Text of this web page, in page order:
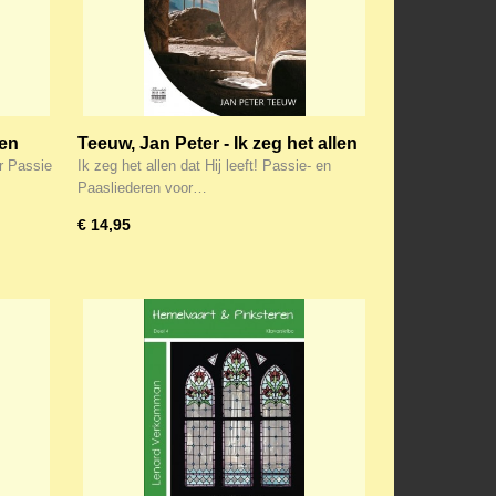
Passie
Teeuw, Jan Peter - Ik zeg het allen
dat Hij leeft! (Klavar)
Ik zeg het allen dat Hij leeft! Passie- en
Paasliederen voor…
€ 14,95